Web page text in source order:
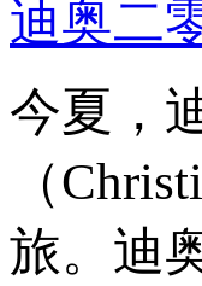
迪奥二
今夏，
（
旅。迪